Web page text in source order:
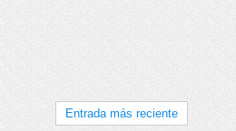
Entrada más reciente